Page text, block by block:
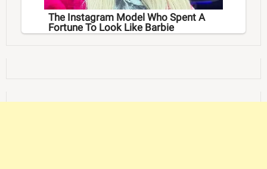
The Instagram Model Who Spent A
Fortune To Look Like Barbie